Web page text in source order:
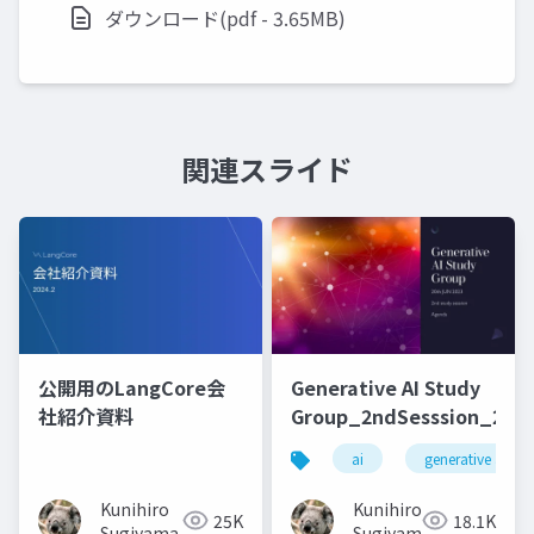
ダウンロード(pdf - 3.65MB)
関連スライド
公開用のLangCore会
社紹介資料
Kunihiro
25K
Generative AI Study
ai generative ai
Kunihiro
18.1K